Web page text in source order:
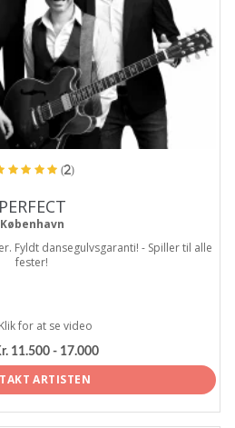
(2)
PERFECT
København
Fyldt dansegulvsgaranti! - Spiller til alle
fester!
Klik for at se video
11.500 - 17.000
ARTISTEN